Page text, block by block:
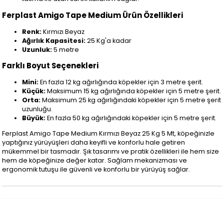
Ferplast Amigo Tape Medium Ürün Özellikleri
Renk:Kırmızı Beyaz
Ağırlık Kapasitesi:25 Kg'a kadar
Uzunluk:5 metre
Farklı Boyut Seçenekleri
Mini:En fazla 12 kg ağırlığında köpekler için 3 metre şerit.
Küçük:Maksimum 15 kg ağırlığında köpekler için 5 metre şerit.
Orta:Maksimum 25 kg ağırlığındaki köpekler için 5 metre şerit
uzunluğu.
Büyük:En fazla 50 kg ağırlığındaki köpekler için 5 metre şerit.
Ferplast Amigo Tape Medium Kırmızı Beyaz 25 Kg 5 Mt, köpeğinizle
yaptığınız yürüyüşleri daha keyifli ve konforlu hale getiren
mükemmel bir tasmadır. Şık tasarımı ve pratik özellikleri ile hem size
hem de köpeğinize değer katar. Sağlam mekanizması ve
ergonomik tutuşu ile güvenli ve konforlu bir yürüyüş sağlar.